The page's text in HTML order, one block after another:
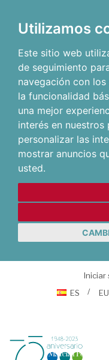
Utilizamos
Este sitio web
de seguimiento
navegación con
la funcionalidad
una mejor
interés en
personalizar las
mostrar anuncios
usted.
Iniciar
ES